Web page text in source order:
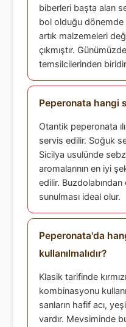
biberleri başta alan
bol olduğu dönemde
artık malzemeleri
çıkmıştır.
temsilcilerinden
Peperonata hangi
Otantik peperonata
servis edilir. Soğuk
Sicilya usulünde
aromalarının en iyi
edilir.
sunulması ideal olur.
Peperonata'da
kullanılmalıdır?
Klasik tarifinde
kombinasyonu
sarıların hafif acı,
vardır. Mevsiminde